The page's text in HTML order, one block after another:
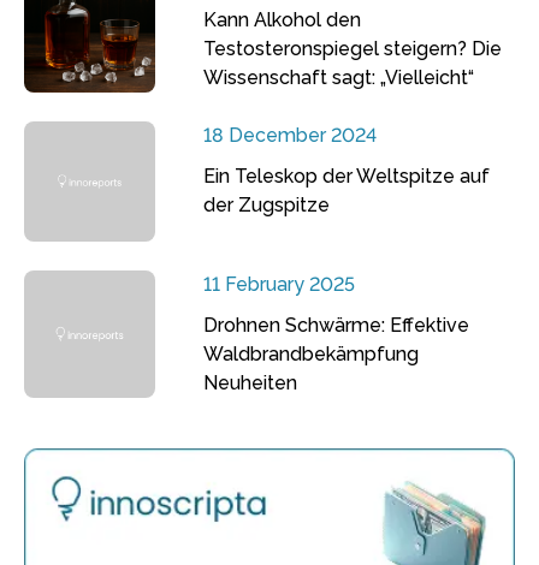
Kann Alkohol den
Testosteronspiegel steigern? Die
Wissenschaft sagt: „Vielleicht“
18 December 2024
Ein Teleskop der Weltspitze auf
der Zugspitze
11 February 2025
Drohnen Schwärme: Effektive
Waldbrandbekämpfung
Neuheiten